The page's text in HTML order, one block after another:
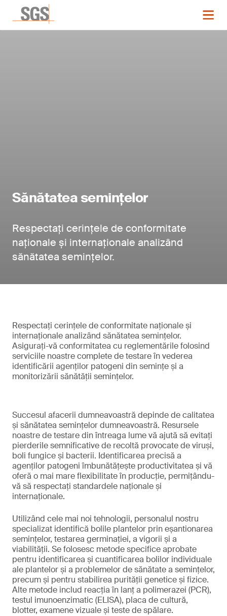
Sănătatea semințelor
Respectați cerințele de conformitate
naționale și internaționale analizând
sănătatea semințelor.
Respectați cerințele de conformitate naționale și
internaționale analizând sănătatea semințelor.
Asigurați-vă conformitatea cu reglementările folosind
serviciile noastre complete de testare în vederea
identificării agenților patogeni din semințe și a
monitorizării sănătății semințelor.
Succesul afacerii dumneavoastră depinde de calitatea
și sănătatea semințelor dumneavoastră. Resursele
noastre de testare din întreaga lume vă ajută să evitați
pierderile semnificative de recoltă provocate de viruși,
boli fungice și bacterii. Identificarea precisă a
agenților patogeni îmbunătățește productivitatea și vă
oferă o mai mare flexibilitate în producție, permițându-
vă să respectați standardele naționale și
internaționale.
Utilizând cele mai noi tehnologii, personalul nostru
specializat identifică bolile plantelor prin eșantionarea
semințelor, testarea germinației, a vigorii și a
viabilității. Se folosesc metode specifice aprobate
pentru identificarea și cuantificarea bolilor individuale
ale plantelor și a problemelor de sănătate a semințelor,
precum și pentru stabilirea purității genetice și fizice.
Alte metode includ reacția în lanț a polimerazei (PCR),
testul imunoenzimatic (ELISA), placa de cultură,
blotter, examene vizuale și teste de spălare.